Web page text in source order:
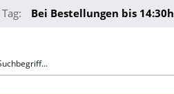
Bei Bestellungen bis 14:30h